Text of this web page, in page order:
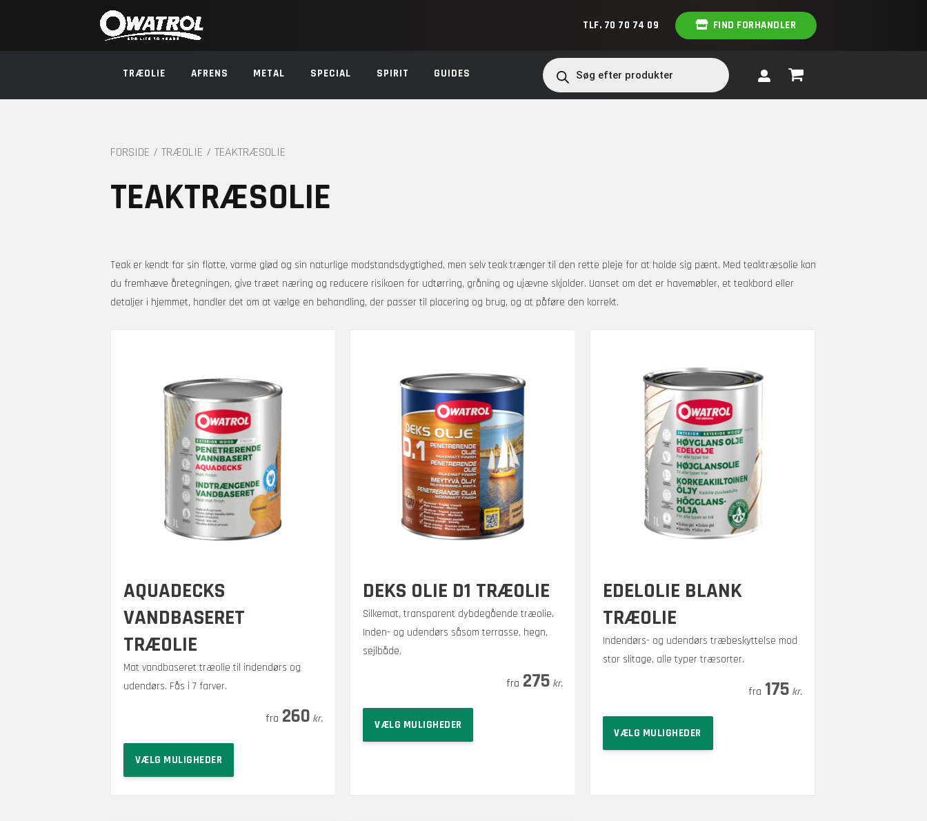
TLF. 70 70 74 09 FIND FORHANDLER
TRÆOLIE AFRENS METAL SPECIAL SPIRIT GUIDES
Products
search
FORSIDE / TRÆOLIE / TEAKTRÆSOLIE
TEAKTRÆSOLIE
Teak er kendt for sin flotte, varme glød og sin naturlige modstandsdygtighed, men selv teak trænger til den rette pleje for at holde sig pænt. Med teaktræsolie kan
du fremhæve åretegningen, give træet næring og reducere risikoen for udtørring, gråning og ujævne skjolder. Uanset om det er havemøbler, et teakbord eller
detaljer i hjemmet, handler det om at vælge en behandling, der passer til placering og brug, og at påføre den korrekt.
AQUADECKS
VANDBASERET
TRÆOLIE
Mat vandbaseret træolie til indendørs og
udendørs. Fås i 7 farver.
260kr.
Prisinterval:
til
875 kr.
VÆLG MULIGHEDER
Dette
DEKS OLIE D1 TRÆOLIE
Silkemat, transparent dybdegående træolie.
Inden- og udendørs såsom terrasse, hegn,
sejlbåde.
275kr.
Prisinterval:
til
1.875 kr.
VÆLG MULIGHEDER
Dette
EDELOLIE BLANK
TRÆOLIE
Indendørs- og udendørs træbeskyttelse mod
stor slitage, alle typer træsorter.
175kr.
Prisinterval:
til
300 kr.
VÆLG MULIGHEDER
Dette